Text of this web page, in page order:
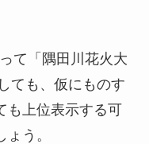
て「隅田川花火大
も、仮にものす
も上位表示する可
う。